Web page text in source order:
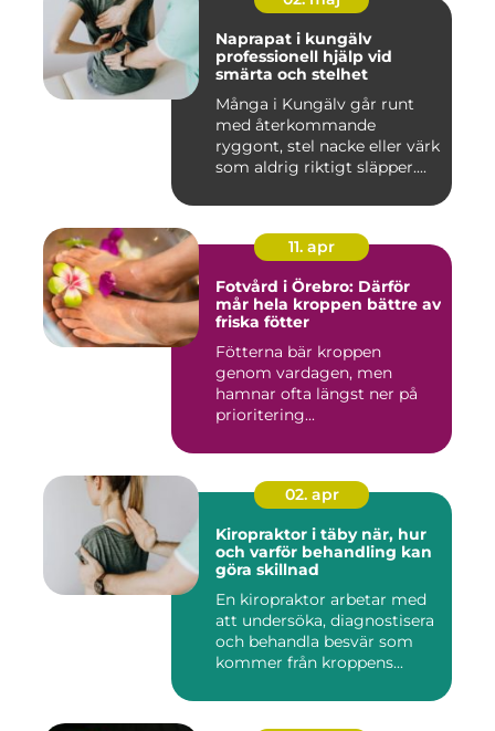
Naprapat i kungälv
professionell hjälp vid
smärta och stelhet
Många i Kungälv går runt
med återkommande
ryggont, stel nacke eller värk
som aldrig riktigt släpper....
11. apr
Fotvård i Örebro: Därför
mår hela kroppen bättre av
friska fötter
Fötterna bär kroppen
genom vardagen, men
hamnar ofta längst ner på
prioritering...
02. apr
Kiropraktor i täby när, hur
och varför behandling kan
göra skillnad
En kiropraktor arbetar med
att undersöka, diagnostisera
och behandla besvär som
kommer från kroppens...